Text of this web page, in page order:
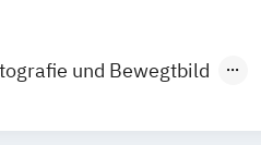
und Bewegtbild